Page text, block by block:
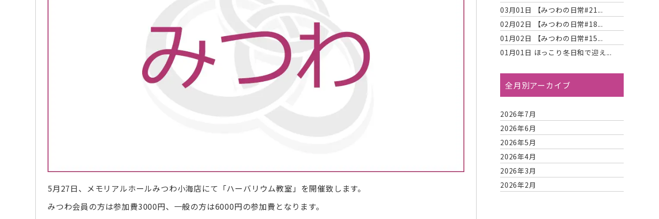
5月27日、メモリアルホールみつわ小海店にて「ハーバリウム教室」を開催致します。
みつわ会員の方は参加費3000円、一般の方は6000円の参加費となります。
03月01日
【みつわの日常#21...
02月02日
【みつわの日常#18...
01月02日
【みつわの日常#15...
01月01日 ほっこり冬日和で迎え...
全月別アーカイブ
2026年7月
2026年6月
2026年5月
2026年4月
2026年3月
2026年2月